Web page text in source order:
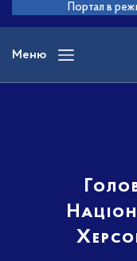
основного
вмісту
Портал в
Меню